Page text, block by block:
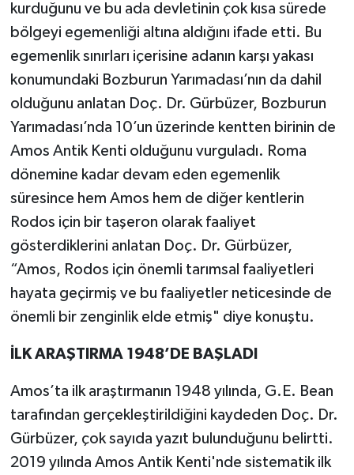
kurduğunu ve bu ada devletinin çok kısa sürede
bölgeyi egemenliği altına aldığını ifade etti. Bu
egemenlik sınırları içerisine adanın karşı yakası
konumundaki Bozburun Yarımadası’nın da dahil
olduğunu anlatan Doç. Dr. Gürbüzer, Bozburun
Yarımadası’nda 10’un üzerinde kentten birinin de
Amos Antik Kenti olduğunu vurguladı. Roma
dönemine kadar devam eden egemenlik
süresince hem Amos hem de diğer kentlerin
Rodos için bir taşeron olarak faaliyet
gösterdiklerini anlatan Doç. Dr. Gürbüzer,
“Amos, Rodos için önemli tarımsal faaliyetleri
hayata geçirmiş ve bu faaliyetler neticesinde de
önemli bir zenginlik elde etmiş" diye konuştu.
İLK ARAŞTIRMA 1948’DE BAŞLADI
Amos’ta ilk araştırmanın 1948 yılında, G.E. Bean
tarafından gerçekleştirildiğini kaydeden Doç. Dr.
Gürbüzer, çok sayıda yazıt bulunduğunu belirtti.
2019 yılında Amos Antik Kenti'nde sistematik ilk